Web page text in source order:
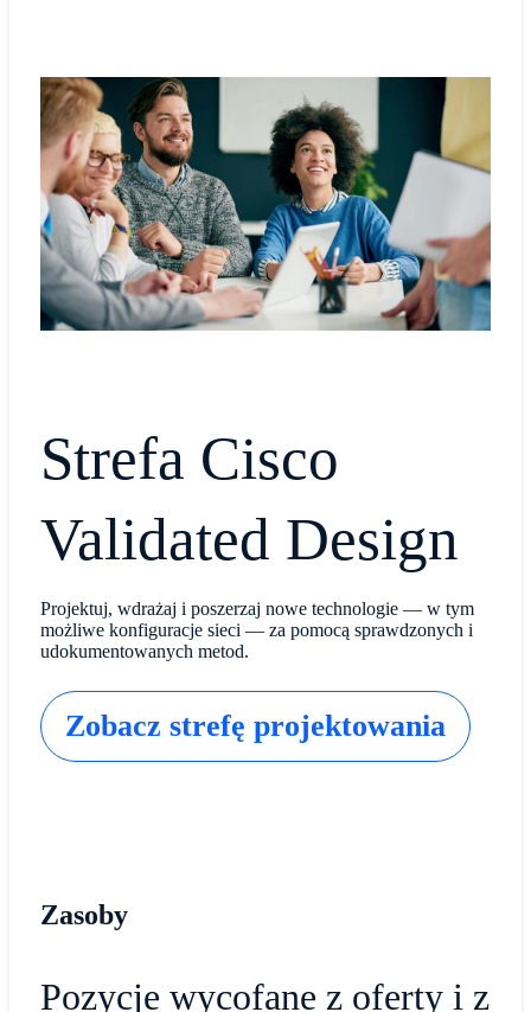
Strefa Cisco
Validated Design
Projektuj, wdrażaj i poszerzaj nowe technologie — w tym
możliwe konfiguracje sieci — za pomocą sprawdzonych i
udokumentowanych metod.
Zobacz strefę projektowania
Zasoby
Pozycje wycofane z oferty i z